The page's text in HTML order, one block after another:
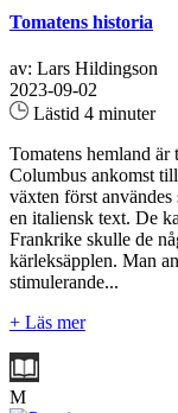
Tomatens historia
av: Lars Hildingson
2023-09-02
Lästid 4 minuter
Tomatens hemland
Columbus ankomst
växten först
en italiensk text. De
Frankrike skulle de
kärleksäpplen. Man
stimulerande...
+ Läs mer
M